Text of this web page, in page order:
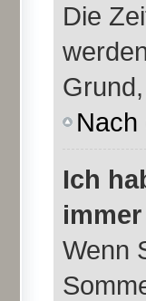
Die
Nach
Ich
Wenn